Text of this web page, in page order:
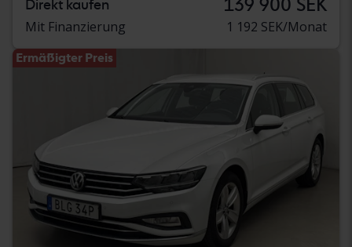
Direkt kaufen
Mit Finanzierung 1 192 SEK/Monat
Ermäßigter Preis